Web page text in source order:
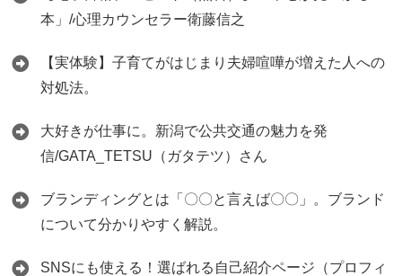
本」/心理カウンセラー衛藤信之
【実体験】子育てがはじまり夫婦喧嘩が増えた人への
対処法。
大好きが仕事に。新潟で公共交通の魅力を発
信/GATA_TETSU（ガタテツ）さん
ブランディングとは「〇〇と言えば〇〇」。ブランド
について分かりやすく解説。
SNSにも使える！選ばれる自己紹介ページ（プロフィ